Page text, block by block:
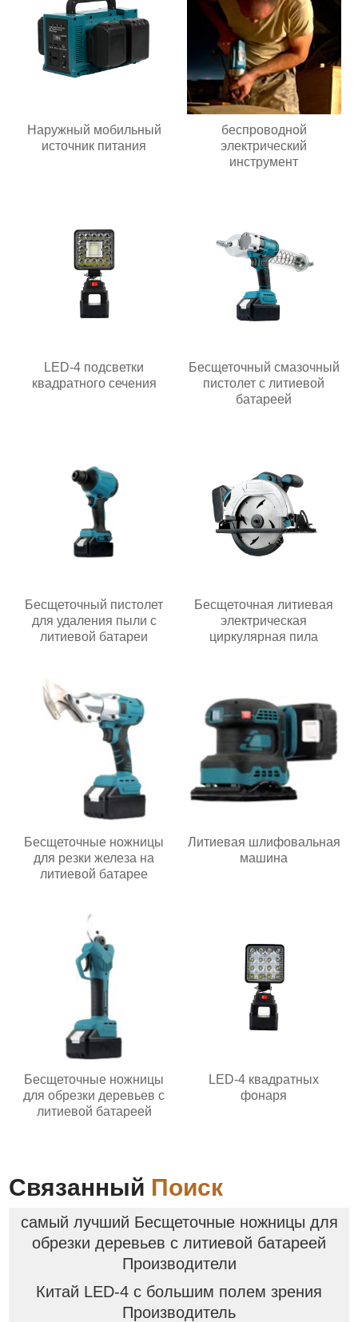
Наружный мобильный
источник питания
беспроводной
электрический
инструмент
LED-4 подсветки
квадратного сечения
Бесщеточный смазочный
пистолет с литиевой
батареей
Бесщеточный пистолет
для удаления пыли с
литиевой батареи
Бесщеточная литиевая
электрическая
циркулярная пила
Бесщеточные ножницы
для резки железа на
литиевой батарее
Литиевая шлифовальная
машина
Бесщеточные ножницы
для обрезки деревьев с
литиевой батареей
LED-4 квадратных
фонаря
Связанный Поиск
самый лучший Бесщеточные ножницы для
обрезки деревьев с литиевой батареей
Производители
Китай LED-4 с большим полем зрения
Производитель